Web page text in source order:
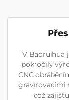
V Baoruihua
pokročilý
CNC
gravírovacími
což